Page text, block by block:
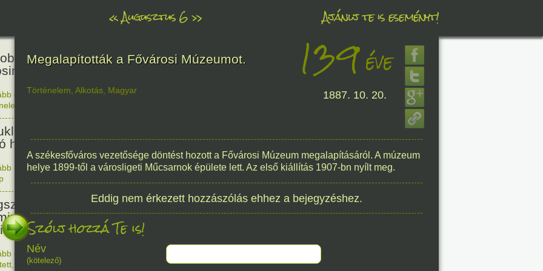
«Augusztus 6» Ajánlj te is eseményt!
az első atombombát
81
olvasom|Nincs hozzászólás, szólj hozzá!
fegyverek betiltásáért
harc világnapja
48éve
olvasom| Nincs hozzászólás, szólj hozzá!
1978. 08. 06.
Sir Alexander
Nobel-díjas angol orvos, a
felfedezője.
145éve
olvasom
Alkotás 1881. 08. 06.
Megalapították a Fővárosi Múzeumot. 139éve
Történelem Alkotás Magyar 1887. 10. 20.
A székesfőváros vezetősége döntést hozott a Fővárosi Múzeum megalapításáról. A múzeum
helye 1899-től a városligeti Műcsarnok épülete lett. Az első kiállítás 1907-bn nyílt meg.
Eddig nem érkezett hozzászólás ehhez a bejegyzéshez.
Szólj hozzá Te is!
Név
(kötelező)